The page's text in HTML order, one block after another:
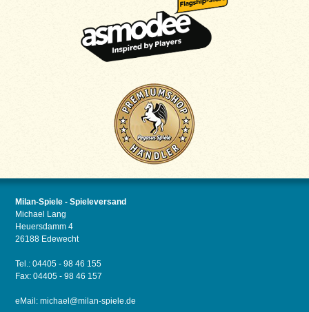
Milan-Spiele - Spieleversand
Michael Lang
Heuersdamm 4
26188 Edewecht
Tel.: 04405 - 98 46 155
Fax: 04405 - 98 46 157
eMail:michael@milan-spiele.de